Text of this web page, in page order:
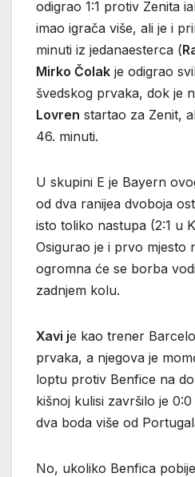
odigrao 1:1 protiv Zenita
imao igrača više, ali je i
minuti iz jedanaesterca (
Mirko Čolak je odigrao
švedskog prvaka, dok je
Lovren startao za Zenit,
46. minuti.
U skupini E je Bayern
od dva ranijea dvoboja
isto toliko nastupa (2:1 u
Osigurao je i prvo mjesto
ogromna će se borba
zadnjem kolu.
Xavi je kao trener
prvaka, a njegova je
loptu protiv Benfice na
kišnoj kulisi završilo je
dva boda više od
No, ukoliko Benfica